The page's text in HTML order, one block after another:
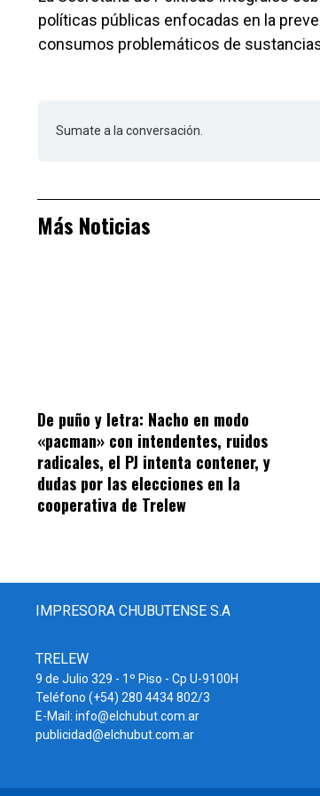
políticas públicas enfocadas en la
consumos problemáticos de
Sumate a la conversación.
Más Noticias
De puño y letra: Nacho en modo
«pacman» con intendentes, ruidos
radicales, el PJ intenta contener, y
dudas por las elecciones en la
cooperativa de Trelew
IMPRESORA CHUBUTENSE S.A
TRELEW
9 de Julio 329 - 1º Piso - Cp U-9100H
Teléfono (+54) 280 4434 802/3
E-Mail: info@elchubut.com.ar
publicidad@elchubut.com.ar